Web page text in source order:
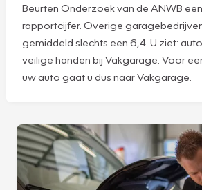
Beurten Onderzoek van de ANWB
rapportcijfer. Overige
gemiddeld slechts een 6,4. U ziet:
veilige handen bij Vakgarage. Voor
uw auto gaat u dus naar Vakgarage.